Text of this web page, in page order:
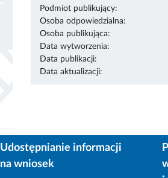
Podmiot publikujący:
Osoba odpowiedzialna:
Osoba publikująca:
Data wytworzenia:
Data publikacji:
Data aktualizacji:
Udostępnianie informacji
na wniosek